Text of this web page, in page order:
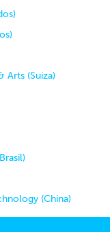
Arts (Suiza)
(China)